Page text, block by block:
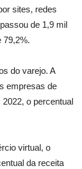
sites, redes
de 1,9 mil
79,2%.
do varejo. A
empresas de
o percentual
virtual, o
da receita